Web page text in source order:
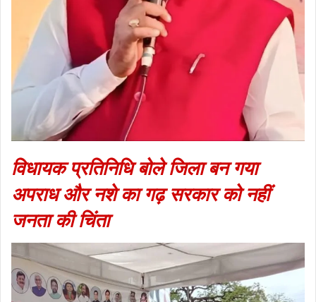
विधायक प्रतिनिधि बोले जिला बन गया
अपराध और नशे का गढ़ सरकार को नहीं
जनता की चिंता